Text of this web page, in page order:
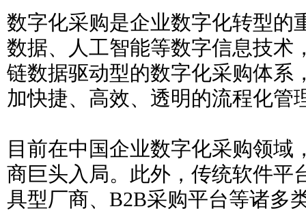
数字化采购是企业数字化转型的
数据、人工智能等数字信息技术
链数据驱动型的数字化采购体系
加快捷、高效、透明的流程化管
目前在中国企业数字化采购领域
商巨头入局。此外，传统软件平
具型厂商、B2B采购平台等诸多